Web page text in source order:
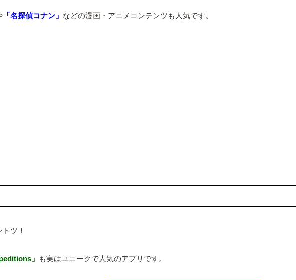
「名探偵コナン」 などの漫画・アニメコンテンツも人気です。
ツ！
」 も実はユニークで人気のアプリです。